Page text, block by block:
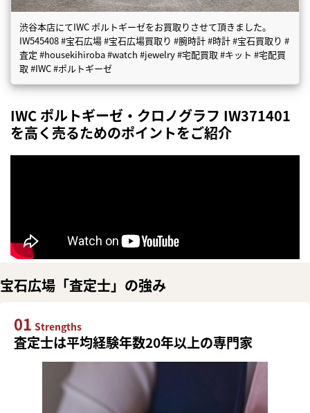
渋谷本店にてIWC ポルトギーゼをお買取りさせて頂きました。
IW545408 #宝石広場 #宝石広場買取り #腕時計 #時計 #宝石買取り #
査定 #housekihiroba #watch #jewelry #宅配買取 #キット #宅配買
取 #IWC #ポルトギーゼ
IWC ポルトギーゼ・クロノグラフ IW371401
を高く売るためのポイントをご紹介
宝石広場「査定士」の強み
01 Strengths
査定士は平均経験年数20年以上の専門家